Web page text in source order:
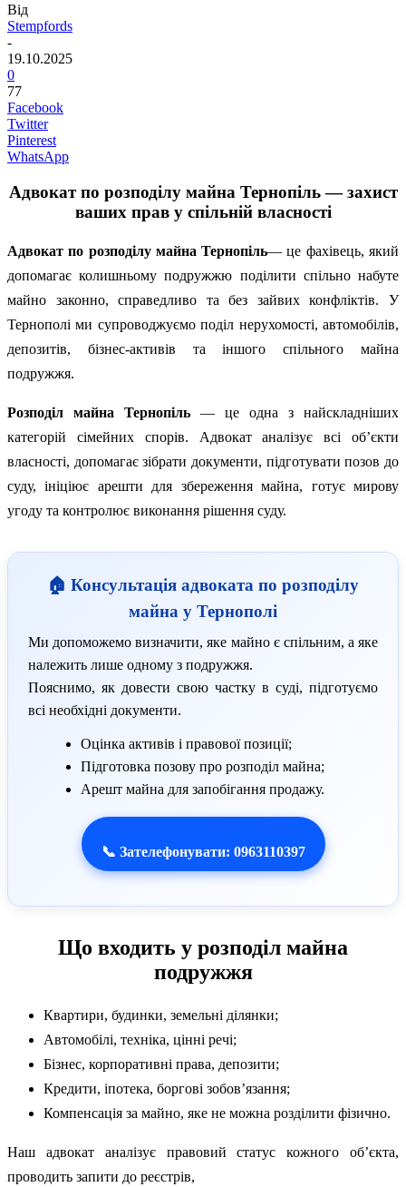
Від
Stempfords
-
19.10.2025
0
77
Facebook
Twitter
Pinterest
WhatsApp
Адвокат по розподілу майна Тернопіль — захист
ваших прав у спільній власності
Адвокат по розподілу майна Тернопіль— це фахівець, який
допомагає колишньому подружжю поділити спільно набуте
майно законно, справедливо та без зайвих конфліктів. У
Тернополі ми супроводжуємо поділ нерухомості, автомобілів,
депозитів, бізнес-активів та іншого спільного майна
подружжя.
Розподіл майна Тернопіль — це одна з найскладніших
категорій сімейних спорів. Адвокат аналізує всі об’єкти
власності, допомагає зібрати документи, підготувати позов до
суду, ініціює арешти для збереження майна, готує мирову
угоду та контролює виконання рішення суду.
🏠 Консультація адвоката по розподілу
майна у Тернополі
Ми допоможемо визначити, яке майно є спільним, а яке
належить лише одному з подружжя.
Пояснимо, як довести свою частку в суді, підготуємо
всі необхідні документи.
Оцінка активів і правової позиції;
Підготовка позову про розподіл майна;
Арешт майна для запобігання продажу.
📞 Зателефонувати: 0963110397
Що входить у розподіл майна
подружжя
Квартири, будинки, земельні ділянки;
Автомобілі, техніка, цінні речі;
Бізнес, корпоративні права, депозити;
Кредити, іпотека, боргові зобов’язання;
Компенсація за майно, яке не можна розділити фізично.
Наш адвокат аналізує правовий статус кожного об’єкта,
проводить запити до реєстрів,